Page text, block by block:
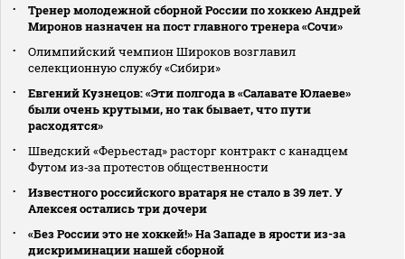
Тренер молодежной сборной России по хоккею Андрей
Миронов назначен на пост главного тренера «Сочи»
Олимпийский чемпион Широков возглавил
селекционную службу «Сибири»
Евгений Кузнецов: «Эти полгода в «Салавате Юлаеве»
были очень крутыми, но так бывает, что пути
расходятся»
Шведский «Ферьестад» расторг контракт с канадцем
Футом из‑за протестов общественности
Известного российского вратаря не стало в 39 лет. У
Алексея остались три дочери
«Без России это не хоккей!» На Западе в ярости из-за
дискриминации нашей сборной